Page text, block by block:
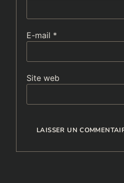
E-mail *
Site web